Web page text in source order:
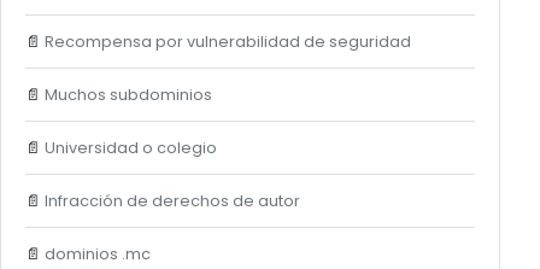
📄 Recompensa por vulnerabilidad de seguridad
📄 Muchos subdominios
📄 Universidad o colegio
📄 Infracción de derechos de autor
📄 dominios .mc